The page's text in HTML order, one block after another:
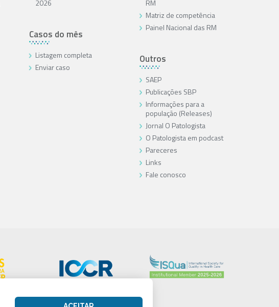
2026
Casos do mês
Listagem completa
Enviar caso
RM
Matriz de competência
Painel Nacional das RM
Outros
SAEP
Publicações SBP
Informações para a
população (Releases)
Jornal O Patologista
O Patologista em podcast
Pareceres
Links
Fale conosco